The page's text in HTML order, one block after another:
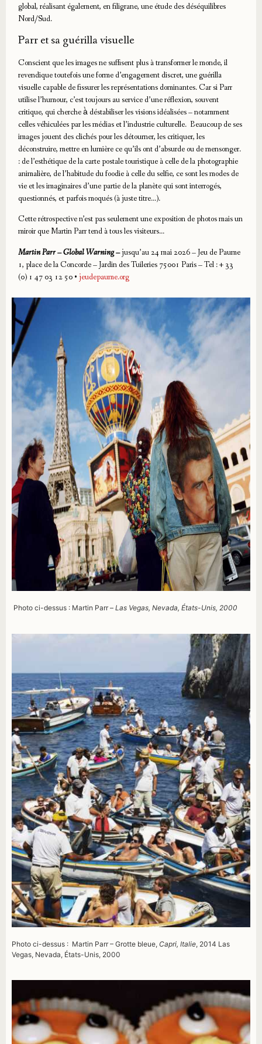
global, réalisant également, en filigrane, une étude des déséquilibres
Nord/Sud.
Parr et sa guérilla visuelle
Conscient que les images ne suffisent plus à transformer le monde, il
revendique toutefois une forme d’engagement discret, une guérilla
visuelle capable de fissurer les représentations dominantes. Car si Parr
utilise l’humour, c’est toujours au service d’une réflexion, souvent
critique, qui cherche à̀ déstabiliser les visions idéalisées – notamment
celles véhiculées par les médias et l’industrie culturelle. Beaucoup de ses
images jouent des clichés pour les détourner, les critiquer, les
déconstruire, mettre en lumière ce qu’ils ont d’absurde ou de mensonger.
: de l’esthétique de la carte postale touristique à celle de la photographie
animalière, de l’habitude du foodie à celle du selfie, ce sont les modes de
vie et les imaginaires d’une partie de la planète qui sont interrogés,
questionnés, et parfois moqués (à juste titre…).
Cette rétrospective n’est pas seulement une exposition de photos mais un
miroir que Martin Parr tend à tous les visiteurs…
Martin Parr – Global Warning –jusqu’au 24 mai 2026 – Jeu de Paume
1, place de la Concorde – Jardin des Tuileries 75001 Paris – Tel : + 33
(0) 1 47 03 12 50 •jeudepaume.org
Photo ci-dessus : Martin Parr – Las Vegas, Nevada, États-Unis, 2000
Photo ci-dessus : Martin Parr – Grotte bleue, Capri, Italie, 2014 Las
Vegas, Nevada, États-Unis, 2000